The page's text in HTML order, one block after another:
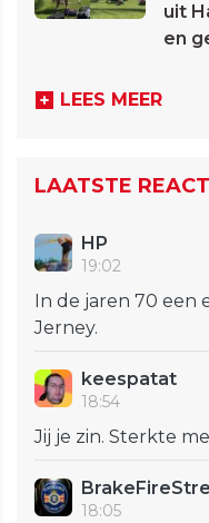
uit
en
LEES MEER
LAATSTE
HP
19:02
In de jaren 70 een
Jerney.
keespatat
18:54
Jij je zin. Sterkte
18:05